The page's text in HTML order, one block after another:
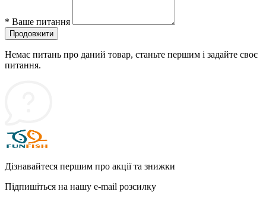
* Ваше питання
Продовжити
Немає питань про даний товар, станьте першим і задайте своє
питання.
Дізнавайтеся першим про акції та знижки
Підпишіться на нашу e-mail розсилку